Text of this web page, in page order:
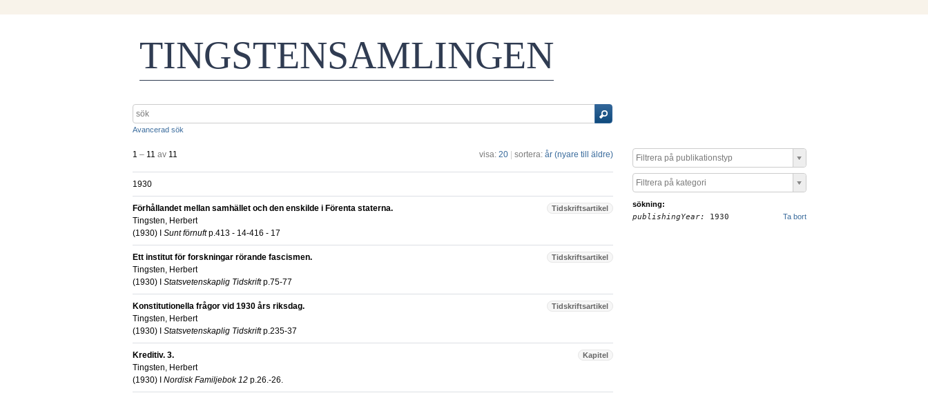
TINGSTENSAMLINGEN
Avancerad sök
1 – 11 av 11 visa: 20 sortera: år (nyare till äldre)
1930
Tidskriftsartikel
Förhållandet mellan samhället och den enskilde i Förenta staterna.
Tingsten, Herbert
(1930) I Sunt förnuft p.413 - 14-416 - 17
Tidskriftsartikel
Ett institut för forskningar rörande fascismen.
Tingsten, Herbert
(1930) I Statsvetenskaplig Tidskrift p.75-77
Tidskriftsartikel
Konstitutionella frågor vid 1930 års riksdag.
Tingsten, Herbert
(1930) I Statsvetenskaplig Tidskrift p.235-37
Kapitel
Kreditiv. 3.
Tingsten, Herbert
(1930) I Nordisk Familjebok 12 p.26.-26.
Filtrera på publikationstyp
Filtrera på kategori
sökning:
Ta bort
publishingYear: 1930